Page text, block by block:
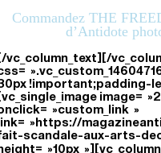
Commandez THE
d’Antidote
vc_column_text][/
!important;padding-
image=
»custom_link »
»https://
scandale-aux-arts-
»10px